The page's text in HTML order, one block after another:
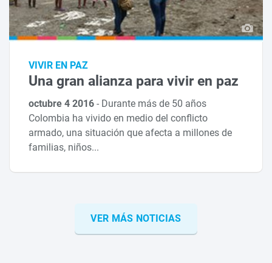
VIVIR EN PAZ
Una gran alianza para vivir en paz
octubre 4 2016- Durante más de 50 años
Colombia ha vivido en medio del conflicto
armado, una situación que afecta a millones de
familias, niños...
VER MÁS NOTICIAS